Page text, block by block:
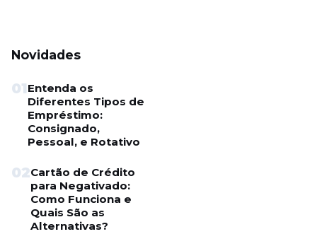
Novidades
01Entenda os
Diferentes Tipos de
Empréstimo:
Consignado,
Pessoal, e Rotativo
02Cartão de Crédito
para Negativado:
Como Funciona e
Quais São as
Alternativas?